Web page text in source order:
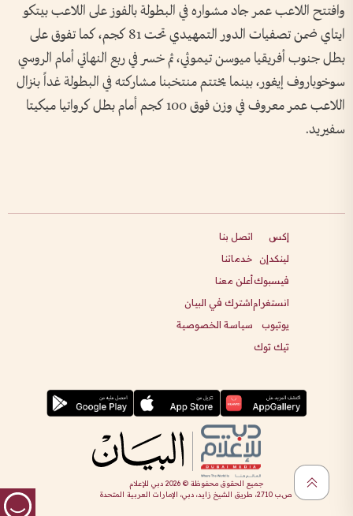
وافتتح اللاعب عمر جاد مشواره في البطولة بالفوز على اللاعب بيتكو
ايتاي ضمن تصفيات الدور التمهيدي تحت 81 كجم، كما تفوق على
بطل جنوب أفريقيا ميوسن تيموثي، ثم خسر في ربع النهائي أمام الروسي
سوخوباروف إيغور، بينما يختتم منتخبنا مشاركته في البطولة غداً بنزال
اللاعب عمر معروف في وزن فوق 100 كجم أمام بطل كرواتيا ميكيتا
سفيريد.
إكس
لينكدإن
فيسبوك
انستغرام
يوتيوب
تيك توك
اتصل بنا
خدماتنا
أعلن معنا
اشترك في البيان
سياسة الخصوصية
جميع الحقوق محفوظة ©2026 دبي للإعلام
ص.ب 2710، طريق الشيخ زايد، دبي، الإمارات العربية المتحدة